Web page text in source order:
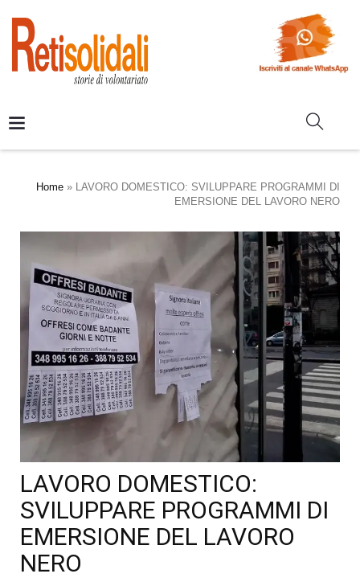
Home » LAVORO DOMESTICO: SVILUPPARE PROGRAMMI DI
EMERSIONE DEL LAVORO NERO
LAVORO DOMESTICO:
SVILUPPARE PROGRAMMI DI
EMERSIONE DEL LAVORO
NERO